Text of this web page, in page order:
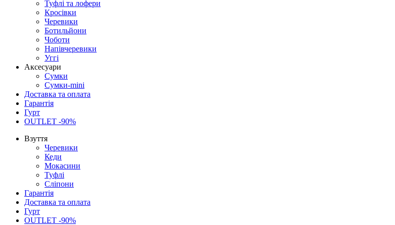
Туфлі та лофери
Кросівки
Черевики
Ботильйони
Чоботи
Напівчеревики
Уггі
Аксесуари
Сумки
Сумки-mini
Доставка та оплата
Гарантія
Гурт
OUTLET -90%
Взуття
Черевики
Кеди
Мокасини
Туфлі
Сліпони
Гарантія
Доставка та оплата
Гурт
OUTLET -90%